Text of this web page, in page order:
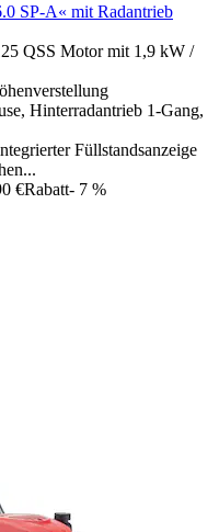
SP-A« mit Radantrieb
QSS Motor mit 1,9 kW /
Hinterradantrieb 1-Gang,
Füllstandsanzeige
€Rabatt- 7 %